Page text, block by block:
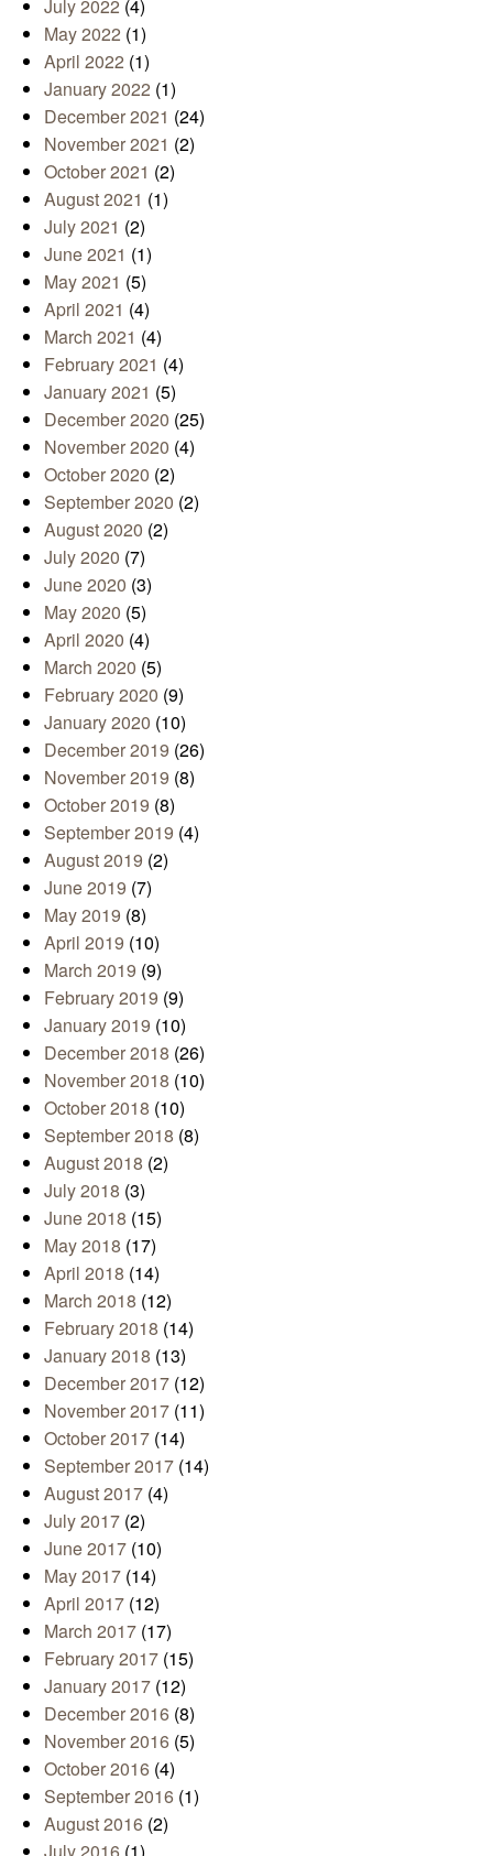
July 2022 (4)
May 2022 (1)
April 2022 (1)
January 2022 (1)
December 2021 (24)
November 2021 (2)
October 2021 (2)
August 2021 (1)
July 2021 (2)
June 2021 (1)
May 2021 (5)
April 2021 (4)
March 2021 (4)
February 2021 (4)
January 2021 (5)
December 2020 (25)
November 2020 (4)
October 2020 (2)
September 2020 (2)
August 2020 (2)
July 2020 (7)
June 2020 (3)
May 2020 (5)
April 2020 (4)
March 2020 (5)
February 2020 (9)
January 2020 (10)
December 2019 (26)
November 2019 (8)
October 2019 (8)
September 2019 (4)
August 2019 (2)
June 2019 (7)
May 2019 (8)
April 2019 (10)
March 2019 (9)
February 2019 (9)
January 2019 (10)
December 2018 (26)
November 2018 (10)
October 2018 (10)
September 2018 (8)
August 2018 (2)
July 2018 (3)
June 2018 (15)
May 2018 (17)
April 2018 (14)
March 2018 (12)
February 2018 (14)
January 2018 (13)
December 2017 (12)
November 2017 (11)
October 2017 (14)
September 2017 (14)
August 2017 (4)
July 2017 (2)
June 2017 (10)
May 2017 (14)
April 2017 (12)
March 2017 (17)
February 2017 (15)
January 2017 (12)
December 2016 (8)
November 2016 (5)
October 2016 (4)
September 2016 (1)
August 2016 (2)